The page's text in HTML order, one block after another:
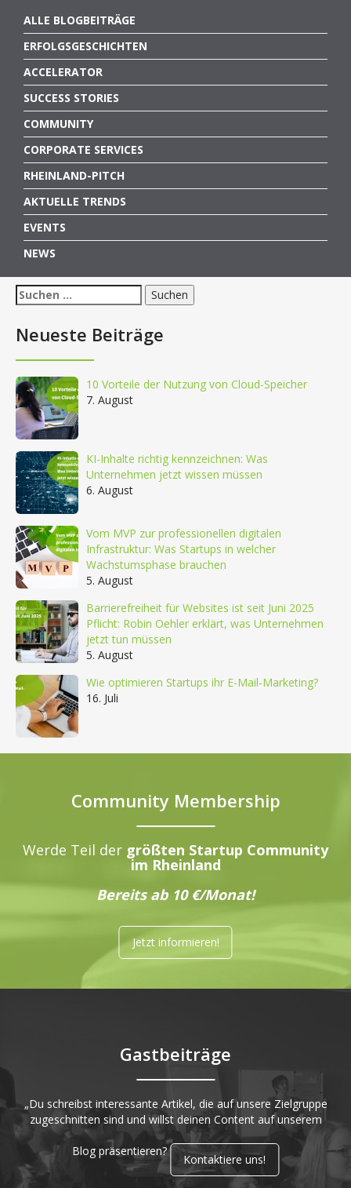
ALLE BLOGBEITRÄGE
ERFOLGSGESCHICHTEN
ACCELERATOR
SUCCESS STORIES
COMMUNITY
CORPORATE SERVICES
RHEINLAND-PITCH
AKTUELLE TRENDS
EVENTS
NEWS
Suchen
nach:
Neueste Beiträge
10 Vorteile der Nutzung von Cloud-Speicher
7. August
KI-Inhalte richtig kennzeichnen: Was
Unternehmen jetzt wissen müssen
6. August
Vom MVP zur professionellen digitalen
Infrastruktur: Was Startups in welcher
Wachstumsphase brauchen
5. August
Barrierefreiheit für Websites ist seit Juni 2025
Pflicht: Robin Oehler erklärt, was Unternehmen
jetzt tun müssen
5. August
Wie optimieren Startups ihr E-Mail-Marketing?
16. Juli
Community Membership
Werde Teil der größten Startup Community
im Rheinland
Bereits ab 10 €/Monat!
Jetzt informieren!
Gastbeiträge
„Du schreibst interessante Artikel, die auf unsere Zielgruppe
zugeschnitten sind und willst deinen Content auf unserem
Blog präsentieren?
Kontaktiere uns!